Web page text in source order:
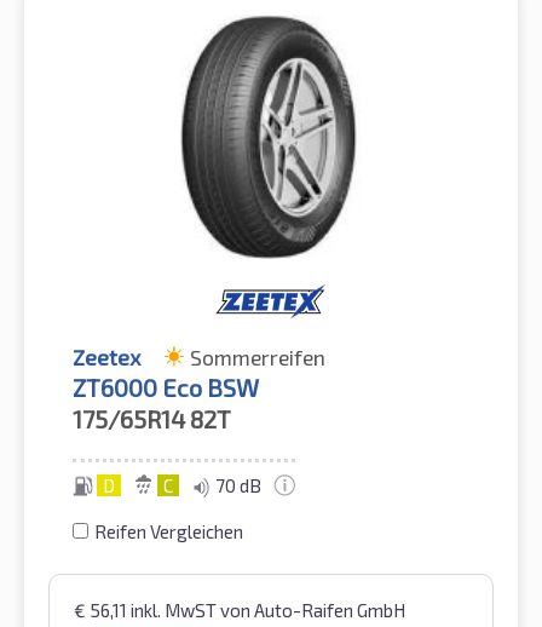
Zeetex Sommerreifen
ZT6000 Eco BSW
175/65R14 82T
D C 70 dB
Reifen Vergleichen
€ 56,11 inkl. MwSTvon Auto-Raifen GmbH